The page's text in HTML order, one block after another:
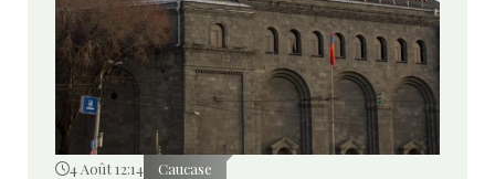
4 Août 12:14 Caucase